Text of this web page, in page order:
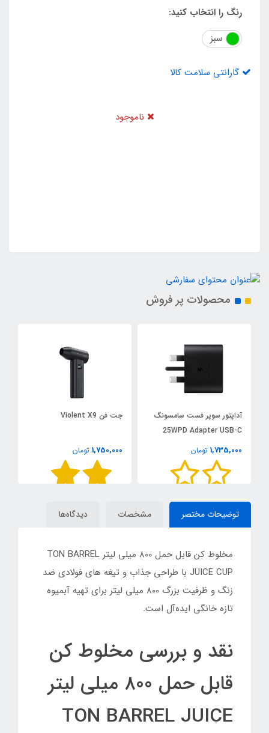
رنگ را انتخاب کنید:
سبز
گارانتی سلامت کالا
ناموجود
محصولات پر فروش
آداپتور سوپر فست سامسونگ
25WPD Adapter USB-C
1,735,000 تومان
جت فن Violent X9
1,750,000 تومان
توضیحات مختصر مشخصات دیدگاه‌ها
مخلوط کن قابل حمل 800 میلی لیتر TON BARREL
JUICE CUP با طراحی جذاب و تیغه های فولادی ضد
زنگ و ظرفیت بزرگ 800 میلی لیتر برای تهیه آبمیوه
تازه خانگی ایده‌آل است.
نقد و بررسی مخلوط کن
قابل حمل 800 میلی لیتر
TON BARREL JUICE